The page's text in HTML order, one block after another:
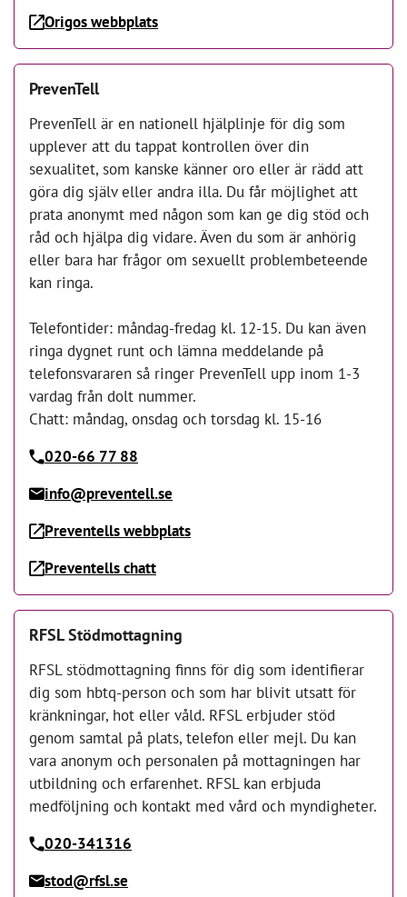
Origos webbplats
PrevenTell
PrevenTell är en nationell hjälplinje för dig som
upplever att du tappat kontrollen över din
sexualitet, som kanske känner oro eller är rädd att
göra dig själv eller andra illa. Du får möjlighet att
prata anonymt med någon som kan ge dig stöd och
råd och hjälpa dig vidare. Även du som är anhörig
eller bara har frågor om sexuellt problembeteende
kan ringa.
Telefontider: måndag-fredag kl. 12-15. Du kan även
ringa dygnet runt och lämna meddelande på
telefonsvararen så ringer PrevenTell upp inom 1-3
vardag från dolt nummer.
Chatt: måndag, onsdag och torsdag kl. 15-16
020-66 77 88
info@preventell.se
Preventells webbplats
Preventells chatt
RFSL Stödmottagning
RFSL stödmottagning finns för dig som identifierar
dig som hbtq-person och som har blivit utsatt för
kränkningar, hot eller våld. RFSL erbjuder stöd
genom samtal på plats, telefon eller mejl. Du kan
vara anonym och personalen på mottagningen har
utbildning och erfarenhet. RFSL kan erbjuda
medföljning och kontakt med vård och myndigheter.
020-341316
stod@rfsl.se